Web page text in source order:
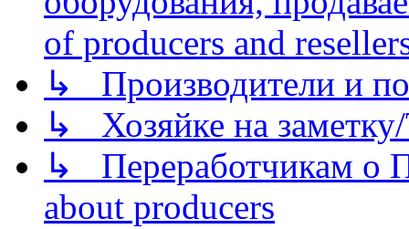
of producers and
↳ Производители и
↳ Хозяйке на
↳ Переработчикам о
about producers